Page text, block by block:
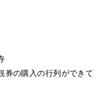
券の購入の行列ができて